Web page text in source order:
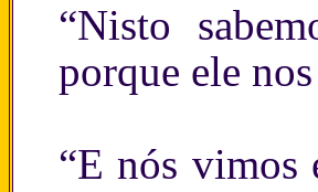
“Nisto
porque ele
“E nós vimos